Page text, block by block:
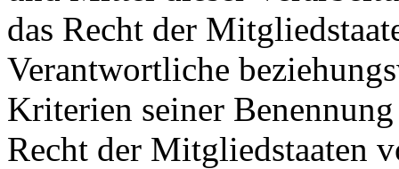
das Recht der
Verantwortliche
Kriterien seiner
Recht der Mitgliedstaaten